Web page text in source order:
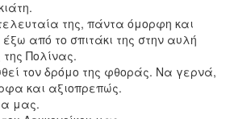
της, πάντα όμορφη και
από το σπιτάκι της στην αυλή
της Πολίνας.
τον δρόμο της φθοράς. Να γερνά,
και αξιοπρεπώς.
μας.